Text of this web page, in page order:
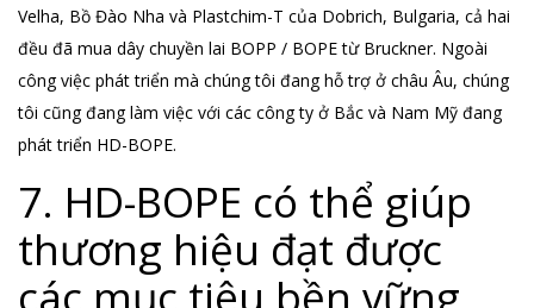
Velha, Bồ Đào Nha và Plastchim-T của Dobrich, Bulgaria, cả hai
đều đã mua dây chuyền lai BOPP / BOPE từ Bruckner. Ngoài
công việc phát triển mà chúng tôi đang hỗ trợ ở châu Âu, chúng
tôi cũng đang làm việc với các công ty ở Bắc và Nam Mỹ đang
phát triển HD-BOPE.
7. HD-BOPE có thể giúp
thương hiệu đạt được
các mục tiêu bền vững